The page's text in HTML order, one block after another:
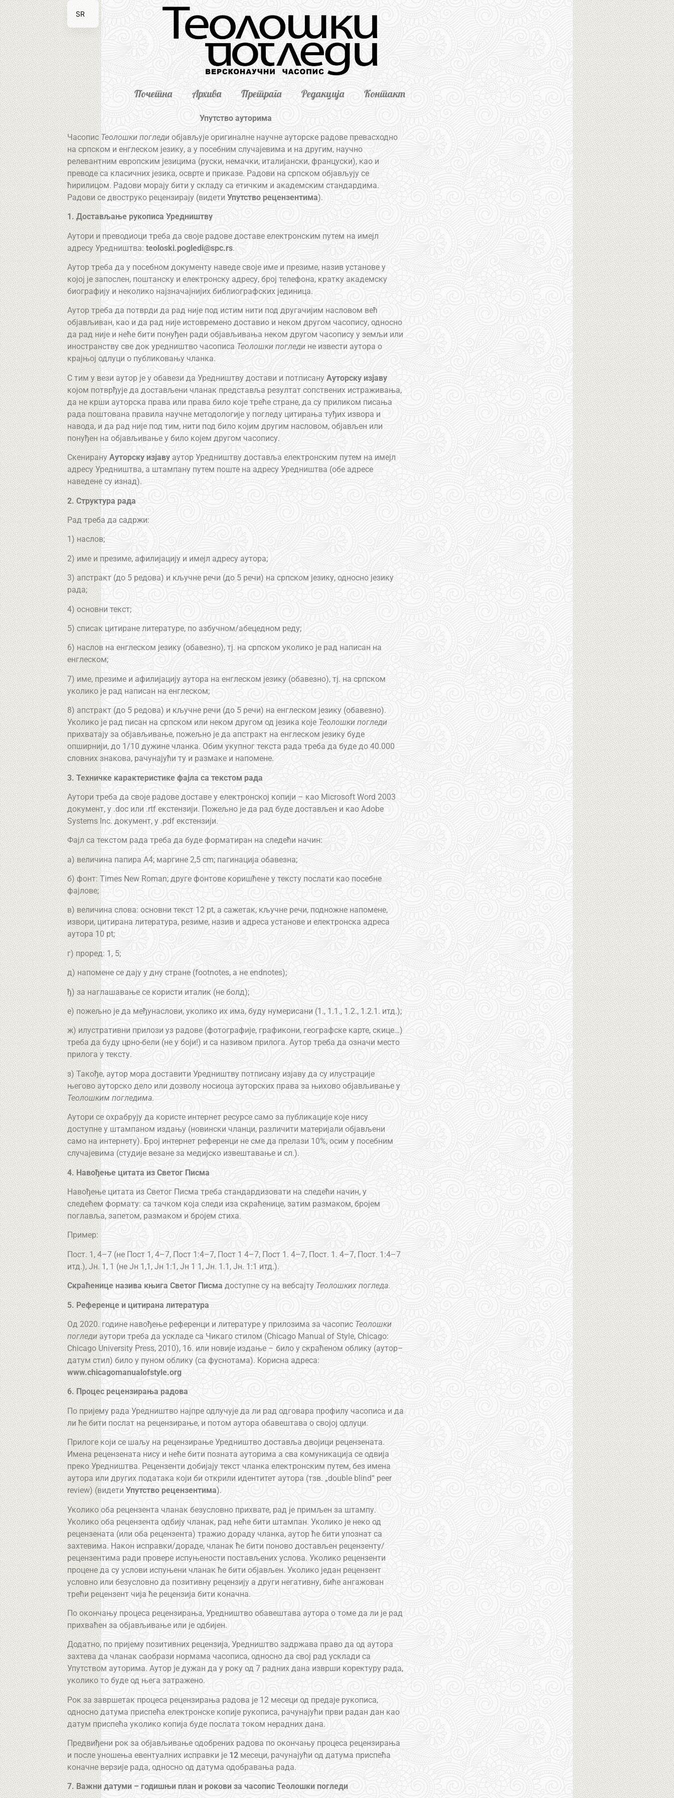
Почетна Архива Претрага Редакција Контакт
Упутство ауторима
Часопис Теолошки погледи објављује оригиналне научне ауторске радове превасходно
на српском и енглеском језику, а у посебним случајевима и на другим, научно
релевантним европским језицима (руски, немачки, италијански, француски), као и
преводе са класичних језика, осврте и приказе. Радови на српском објављују се
ћирилицом. Радови морају бити у складу са етичким и академским стандардима.
Радови се двоструко рецензирају (видетиУпутство рецензентима).
1. Достављање рукописа Уредништву
Аутори и преводиоци треба да своје радове доставе електронским путем на имејл
адресу Уредништва:teoloski.pogledi@spc.rs.
Аутор треба да у посебном документу наведе своје име и презиме, назив установе у
којој је запослен, поштанску и електронску адресу, број телефона, кратку академску
биографију и неколико најзначајнијих библиографских јединица.
Аутор треба да потврди да рад није под истим нити под другачијим насловом већ
објављиван, као и да рад није истовремено доставио и неком другом часопису, односно
да рад није и неће бити понуђен ради објављивања неком другом часопису у земљи или
иностранству све док уредништво часописа Теолошки погледи не извести аутора о
крајњој одлуци o публиковању чланка.
С тим у вези аутор је у обавези да Уредништву достави и потписануАуторску изјаву
којом потврђује да достављени чланак представља резултат сопствених истраживања,
да не крши ауторска права или права било које треће стране, да су приликом писања
рада поштована правила научне методологије у погледу цитирања туђих извора и
навода, и да рад није под тим, нити под било којим другим насловом, објављен или
понуђен на објављивање у било којем другом часопису.
СкенирануАуторску изјаву аутор Уредништву доставља електронским путем на имејл
адресу Уредништва, а штампану путем поште на адресу Уредништва (обе адресе
наведене су изнад).
2. Структура рада
Рад треба да садржи:
1) наслов;
2) име и презиме, афилијацију и имејл адресу аутора;
3) апстракт (до 5 редова) и кључне речи (до 5 речи) на српском језику, односно језику
рада;
4) основни текст;
5) списак цитиране литературе, по азбучном/абецедном реду;
6) наслов на енглеском језику (обавезно), тј. на српском уколико је рад написан на
енглеском;
7) име, презиме и афилијацију аутора на енглеском језику (обавезно), тј. на српском
уколико је рад написан на енглеском;
8) апстракт (до 5 редова) и кључне речи (до 5 речи) на енглеском језику (обавезно).
Уколико је рад писан на српском или неком другом од језика које Теолошки погледи
прихватају за објављивање, пожељно је да апстракт на енглеском језику буде
опширнији, до 1/10 дужине чланка. Обим укупног текста рада треба да буде до 40.000
словних знакова, рачунајући ту и размаке и напомене.
3. Техничке карактеристике фајла са текстом рада
Аутори треба да своје радове доставе у електронској копији – као Microsoft Word 2003
документ, у .doc или .rtf екстензији. Пожељно је да рад буде достављен и као Adobe
Systems Inc. документ, у .pdf екстензији.
Фајл са текстом рада треба да буде форматиран на следећи начин:
а) величина папира А4; маргине 2,5 cm; пагинација обавезна;
б) фонт: Times New Roman; друге фонтове коришћене у тексту послати као посебне
фајлове;
в) величина слова: основни текст 12 pt, a сажетак, кључне речи, подножне напомене,
извори, цитирана литература, резиме, назив и адреса установе и електронска адреса
аутора 10 pt;
г) проред: 1, 5;
д) напомене се дају у дну стране (footnotes, а не endnotes);
ђ) за наглашавање се користи италик (не болд);
е) пожељно је да међунаслови, уколико их има, буду нумерисани (1., 1.1., 1.2., 1.2.1. итд.);
ж) илустративни прилози уз радове (фотографије, графикони, географске карте, скице…)
треба да буду црно-бели (не у боји!) и са називом прилога. Аутор треба да означи место
прилога у тексту.
з) Такође, аутор мора доставити Уредништву потписану изјаву да су илустрације
његово ауторско дело или дозволу носиоца ауторских права за њихово објављивање у
Теолошким погледима.
Аутори се охрабрују да користе интернет ресурсе само за публикације које нису
доступне у штампаном издању (новински чланци, различити материјали објављени
само на интернету). Број интернет референци не сме да прелази 10%, осим у посебним
случајевима (студије везане за медијско извештавање и сл.).
4. Навођење цитата из Светог Писма
Навођење цитата из Светог Писма треба стандардизовати на следећи начин, у
следећем формату: са тачком која следи иза скраћенице, затим размаком, бројем
поглавља, запетом, размаком и бројем стиха.
Пример:
Пост. 1, 4–7 (не Пост 1, 4–7, Пост 1:4–7, Пост 1 4–7, Пост 1. 4–7, Пост. 1. 4–7, Пост. 1:4–7
итд.), Јн. 1, 1 (не Јн 1,1, Јн 1:1, Јн 1 1, Јн. 1.1, Јн. 1:1 итд.).
Скраћенице назива књига Светог Писма доступне су на вебсајту Теолошких погледа.
5. Референце и цитирана литература
Од 2020. године навођење референци и литерaтуре у прилозима за часопис Теолошки
погледи аутори треба да ускладе са Чикаго стилом (Chicago Manual of Style, Chicago:
Chicago University Press, 2010), 16. или новије издање – било у скраћеном облику (аутор–
датум стил) било у пуном облику (са фуснотама). Корисна адреса:
www.chicagomanualofstyle.org
6. Процес рецензирања радова
По пријему рада Уредништво најпре одлучује да ли рад одговара профилу часописа и да
ли ће бити послат на рецензирање, и потом аутора обавештава о својој одлуци.
Прилоге који се шаљу на рецензирање Уредништво доставља двојици рецензената.
Имена рецензената нису и неће бити позната ауторима а сва комуникација се одвија
преко Уредништва. Рецензенти добијају текст чланка електронским путем, без имена
аутора или других података који би открили идентитет аутора (тзв. „double blind“ peer
review) (видетиУпутство рецензентима).
Уколико оба рецензента чланак безусловно прихвате, рад је примљен за штампу.
Уколико оба рецензента одбију чланак, рад неће бити штампан. Уколико је неко од
рецензената (или оба рецензента) тражио дораду чланка, аутор ће бити упознат са
захтевима. Након исправки/дораде, чланак ће бити поново достављен рецензенту/
рецензентима ради провере испуњености постављених услова. Уколико рецензенти
процене да су услови испуњени чланак ће бити објављен. Уколико један рецензент
условно или безусловно да позитивну рецензију а други негативну, биће ангажован
трећи рецензент чија ће рецензија бити коначна.
По окончању процеса рецензирања, Уредништво обавештава аутора о томе да ли је рад
прихваћен за објављивање или је одбијен.
Додатно, по пријему позитивних рецензија, Уредништво задржава право да од аутора
захтева да чланак саобрази нормама часописа, односно да свој рад усклади са
Упутством ауторима. Аутор је дужан да у року од 7 радних дана изврши коректуру рада,
уколико то буде од њега затражено.
Рок за завршетак процеса рецензирања радова је 12 месеци од предаје рукописа,
односно датума приспећа електронске копије рукописа, рачунајући први радан дан као
датум приспећа уколико копија буде послата током нерадних дана.
Предвиђени рок за објављивање одобрених радова по окончању процеса рецензирања
и после уношења евентуалних исправки је 12 месеци, рачунајући од датума приспећа
коначне верзије рада, односно од датума одобравања рада.
7. Важни датуми – годишњи план и рокови за часопис Теолошки погледи
SR
EN